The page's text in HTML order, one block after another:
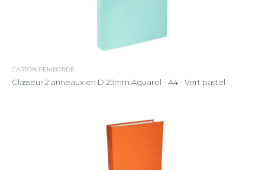
CARTON REMBORDÉ
Classeur 2 anneaux en D 25mm Aquarel - A4 - Vert pastel